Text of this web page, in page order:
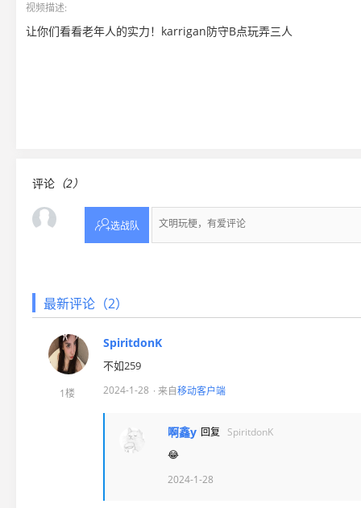
视频描述:
让你们看看老年人的实力！karrigan防守B点玩弄三人
评论 （2）
选战队
最新评论（2）
1楼
SpiritdonK
不如259
2024-1-28 · 来自移动客户端
啊鑫y 回复
SpiritdonK
😂
2024-1-28